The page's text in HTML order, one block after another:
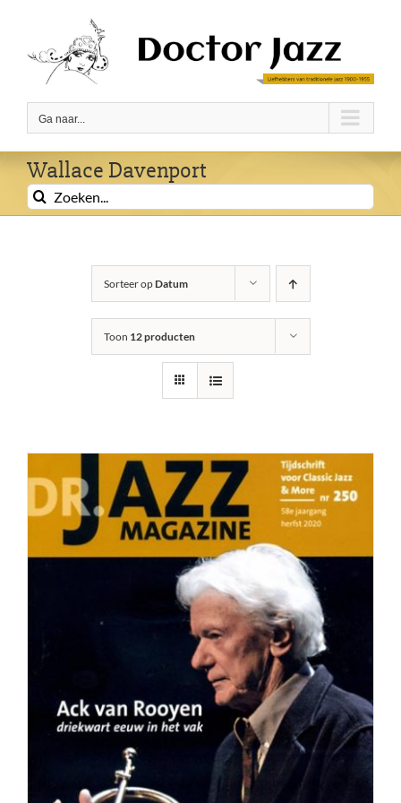
inhoud
Ga naar...
Wallace Davenport
Zoeken
naar:
Sorteer opDatum
Toon 12 producten